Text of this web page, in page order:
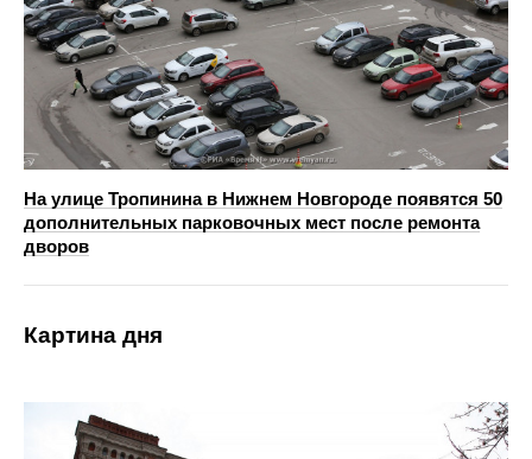
На улице Тропинина в Нижнем Новгороде появятся 50
дополнительных парковочных мест после ремонта
дворов
Картина дня